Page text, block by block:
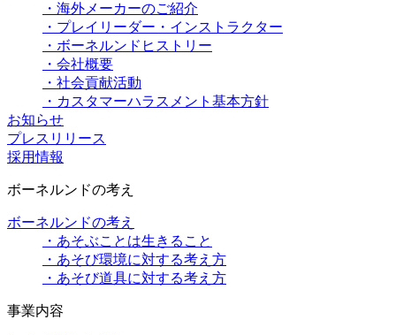
・海外メーカーのご紹介
・プレイリーダー・インストラクター
・ボーネルンドヒストリー
・会社概要
・社会貢献活動
・カスタマーハラスメント基本方針
お知らせ
プレスリリース
採用情報
ボーネルンドの考え
ボーネルンドの考え
・あそぶことは生きること
・あそび環境に対する考え方
・あそび道具に対する考え方
事業内容